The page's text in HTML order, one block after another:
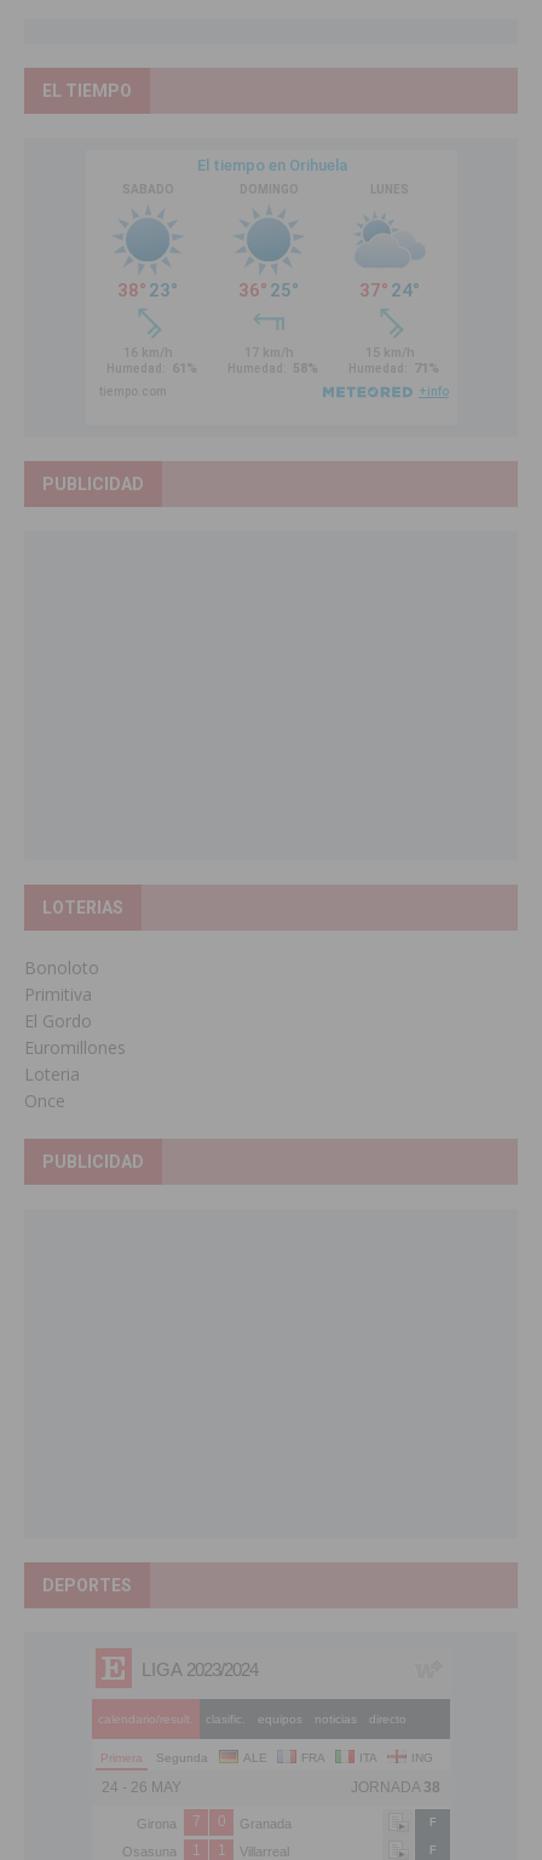
EL TIEMPO
PUBLICIDAD
LOTERIAS
Bonoloto
Primitiva
El Gordo
Euromillones
Loteria
Once
PUBLICIDAD
DEPORTES